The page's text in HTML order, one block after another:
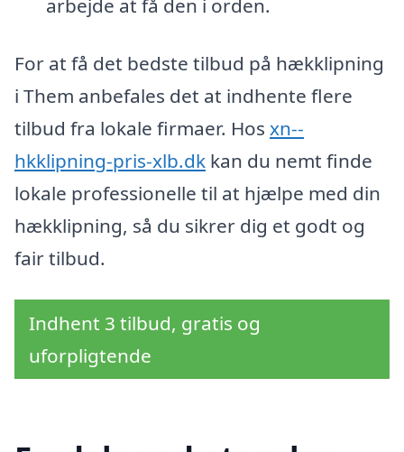
arbejde at få den i orden.
For at få det bedste tilbud på hækklipning
i Them anbefales det at indhente flere
tilbud fra lokale firmaer. Hos xn--
hkklipning-pris-xlb.dk kan du nemt finde
lokale professionelle til at hjælpe med din
hækklipning, så du sikrer dig et godt og
fair tilbud.
Indhent 3 tilbud, gratis og
uforpligtende